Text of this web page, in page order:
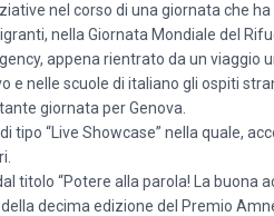
nel corso di una giornata che
nella Giornata Mondiale del
appena rientrato da un
e nelle scuole di italiano gli ospiti
giornata per Genova.
“Live Showcase” nella quale,
titolo “Potere alla parola! La buona
decima edizione del Premio